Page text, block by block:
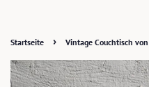
Startseite › Vintage Couchtisch